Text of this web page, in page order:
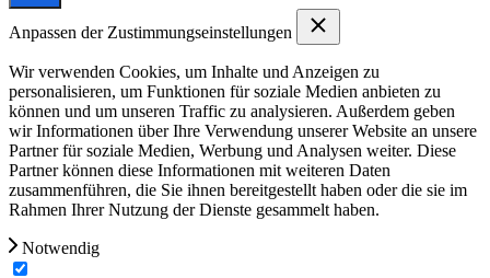
Anpassen der Zustimmungseinstellungen
Wir verwenden Cookies, um Inhalte und Anzeigen zu
personalisieren, um Funktionen für soziale Medien anbieten zu
können und um unseren Traffic zu analysieren. Außerdem geben
wir Informationen über Ihre Verwendung unserer Website an unsere
Partner für soziale Medien, Werbung und Analysen weiter. Diese
Partner können diese Informationen mit weiteren Daten
zusammenführen, die Sie ihnen bereitgestellt haben oder die sie im
Rahmen Ihrer Nutzung der Dienste gesammelt haben.
Notwendig